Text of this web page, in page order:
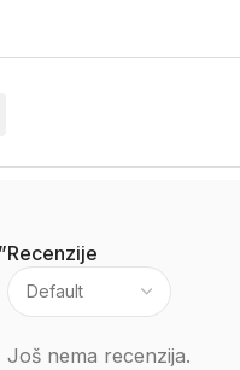
Recenzije
Još nema recenzija.